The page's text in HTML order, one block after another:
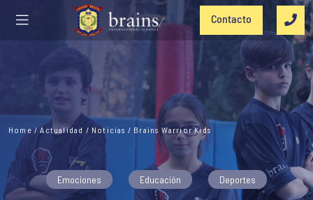
Contacto
Home/Actualidad / Noticias / Brains Warrior Kids
Emociones Educación Deportes